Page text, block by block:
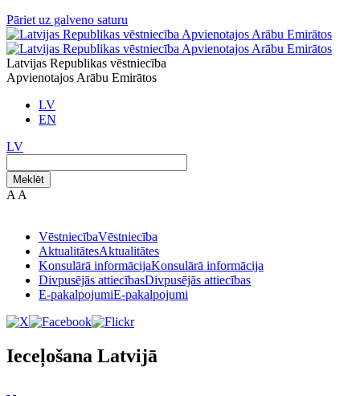
Pāriet uz galveno saturu
Latvijas Republikas vēstniecība
Apvienotajos Arābu Emirātos
LV
EN
LV
Meklēt
A A
VēstniecībaVēstniecība
AktualitātesAktualitātes
Konsulārā informācijaKonsulārā informācija
Divpusējās attiecībasDivpusējās attiecības
E-pakalpojumiE-pakalpojumi
Ieceļošana Latvijā